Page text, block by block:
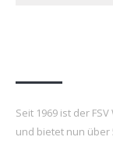
Seit 1969 ist der
und bietet nun über